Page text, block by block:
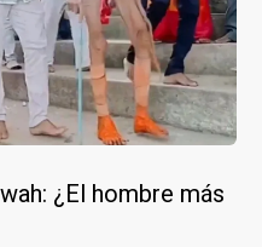
¿El hombre más